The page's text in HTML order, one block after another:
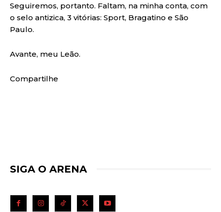
Seguiremos, portanto. Faltam, na minha conta, com
o selo antizica, 3 vitórias: Sport, Bragatino e São
Paulo.
Avante, meu Leão.
Compartilhe
SIGA O ARENA